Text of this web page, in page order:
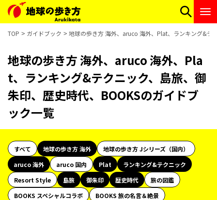
TOP ガイドブック 地球の歩き方 海外、aruco 海外、Plat、ランキング&テ
地球の歩き方 海外、aruco 海外、Pla
t、ランキング&テクニック、島旅、御
朱印、歴史時代、BOOKSのガイドブ
ック一覧
すべて 地球の歩き方 海外
地球の歩き方 Jシリーズ（国内）
aruco 海外
aruco 国内 Plat
ランキング&テクニック
Resort Style
島旅 御朱印 歴史時代
旅の図鑑
BOOKS スペシャルコラボ
BOOKS 旅の名言＆絶景